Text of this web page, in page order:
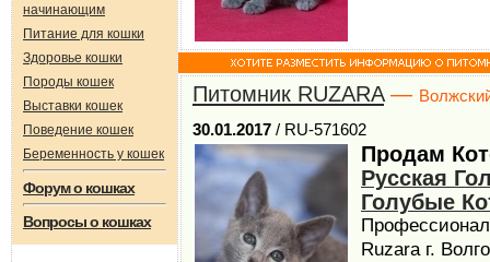
начинающим
Питание для кошки
Здоровье кошки
Породы кошек
Выставки кошек
Поведение кошек
Беременность у кошек
Форум о кошках
Вопросы о кошках
Питомник RUZARA—
30.01.2017 / RU-571602
Продам
Русская
Голубые
Ruzara г.